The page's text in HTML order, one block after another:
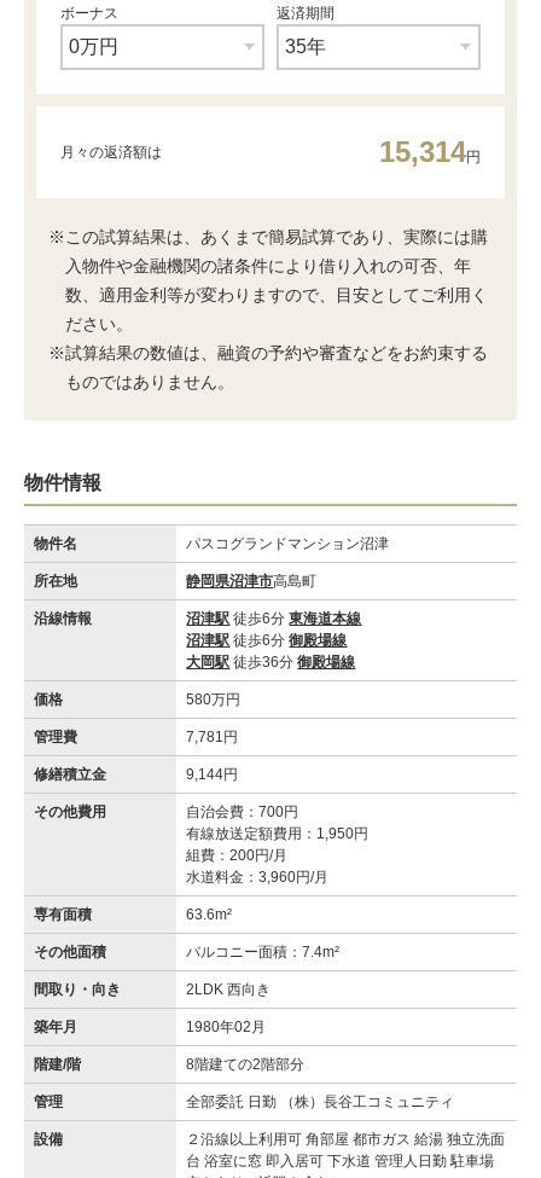
ボーナス 返済期間
月々の返済額は 15,314円
※この試算結果は、あくまで簡易試算であり、実際には購
入物件や金融機関の諸条件により借り入れの可否、年
数、適用金利等が変わりますので、目安としてご利用く
ださい。
※試算結果の数値は、融資の予約や審査などをお約束する
ものではありません。
物件情報
物件名 パスコグランドマンション沼津
所在地 静岡県沼津市高島町
沿線情報 沼津駅 徒歩6分東海道本線
沼津駅 徒歩6分御殿場線
大岡駅 徒歩36分御殿場線
価格 580万円
管理費 7,781円
修繕積立金 9,144円
その他費用
自治会費：700円
有線放送定額費用：1,950円
組費：200円/月
水道料金：3,960円/月
専有面積 63.6m²
その他面積 バルコニー面積：7.4m²
間取り・向き 2LDK 西向き
築年月 1980年02月
階建/階 8階建ての2階部分
管理 全部委託 日勤 （株）長谷工コミュニティ
設備
２沿線以上利用可 角部屋 都市ガス 給湯 独立洗面
台 浴室に窓 即入居可 下水道 管理人日勤 駐車場